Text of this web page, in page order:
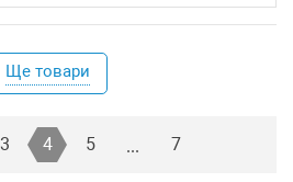
Ще товари
3 4 5 ... 7